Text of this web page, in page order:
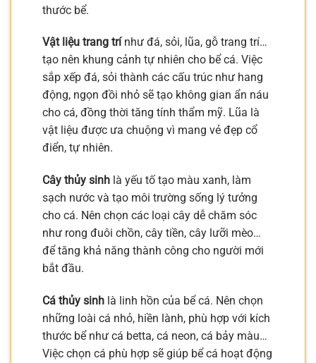
thước bể.
Vật liệu trang trínhư đá, sỏi, lũa, gỗ trang trí…
tạo nên khung cảnh tự nhiên cho bể cá. Việc
sắp xếp đá, sỏi thành các cấu trúc như hang
động, ngọn đồi nhỏ sẽ tạo không gian ẩn náu
cho cá, đồng thời tăng tính thẩm mỹ. Lũa là
vật liệu được ưa chuộng vì mang vẻ đẹp cổ
điển, tự nhiên.
Cây thủy sinh là yếu tố tạo màu xanh, làm
sạch nước và tạo môi trường sống lý tưởng
cho cá. Nên chọn các loại cây dễ chăm sóc
như rong đuôi chồn, cây tiền, cây lưỡi mèo…
để tăng khả năng thành công cho người mới
bắt đầu.
Cá thủy sinh là linh hồn của bể cá. Nên chọn
những loài cá nhỏ, hiền lành, phù hợp với kích
thước bể như cá betta, cá neon, cá bảy màu…
Việc chọn cá phù hợp sẽ giúp bể cá hoạt động